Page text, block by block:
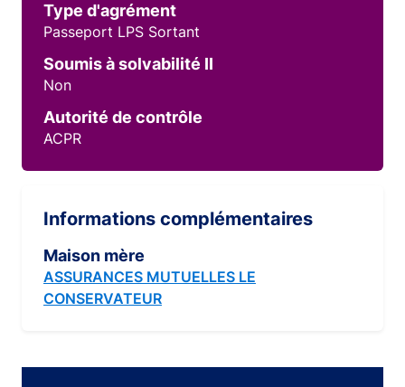
Type d'agrément
Passeport LPS Sortant
Soumis à solvabilité II
Non
Autorité de contrôle
ACPR
Informations complémentaires
Maison mère
ASSURANCES MUTUELLES LE
CONSERVATEUR